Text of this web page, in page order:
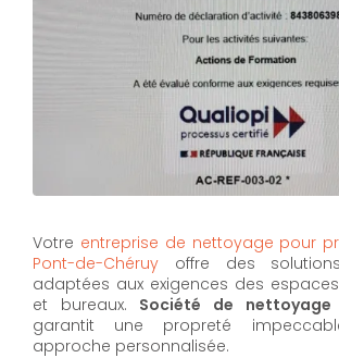
Votre entreprise de nettoyage pour
Pont-de-Chéruy offre des
adaptées aux exigences des
et bureaux. Société de nettoyage
garantit une propreté
approche personnalisée.